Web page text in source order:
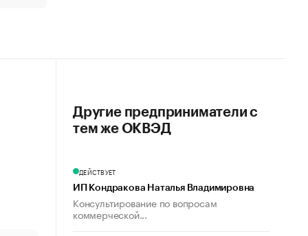
Другие предприниматели с
тем же ОКВЭД
ДЕЙСТВУЕТ
ИП Кондракова Наталья Владимировна
Консультирование по вопросам
коммерческой...